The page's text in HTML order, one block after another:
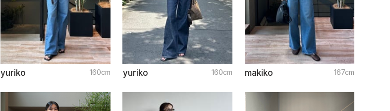
yuriko 160cm yuriko 160cm makiko 167cm